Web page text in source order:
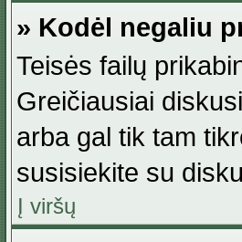
» Kodėl negaliu
Teisės failų
Greičiausiai
arba gal tik tam
susisiekite su
Į viršų